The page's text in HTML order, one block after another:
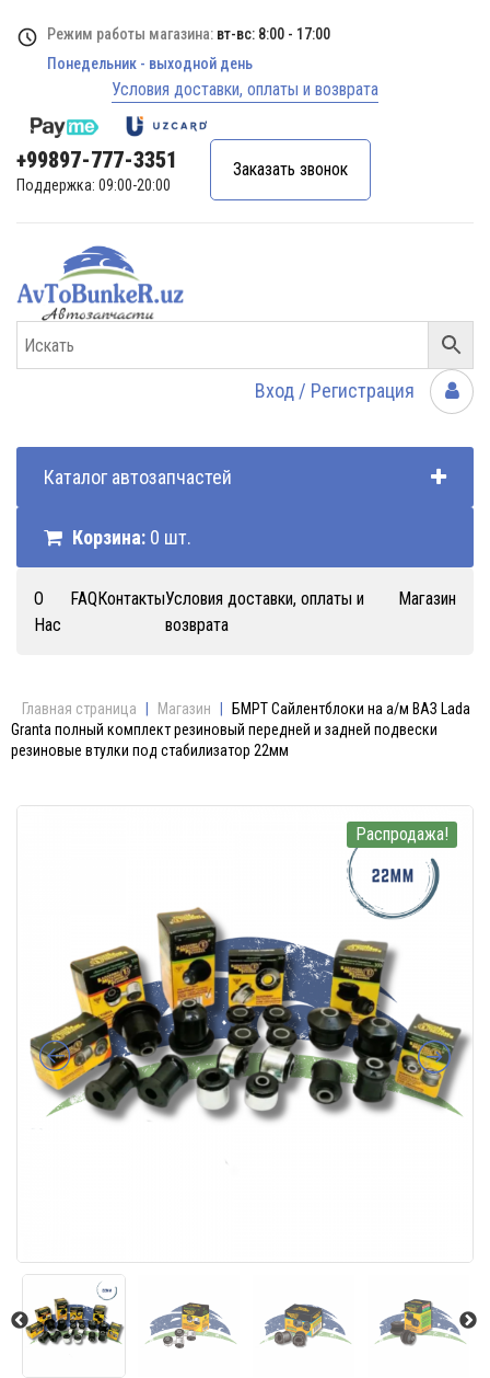
Режим работы магазина: вт-вс: 8:00 - 17:00
Понедельник - выходной день
Условия доставки, оплаты и возврата
+99897-777-3351
Поддержка: 09:00-20:00
Заказать звонок
Вход / Регистрация
Каталог автозапчастей
Корзина: 0 шт.
О
Нас
FAQКонтактыУсловия доставки, оплаты и
возврата
Магазин
Главная страница Магазин
БМРТ Сайлентблоки на а/м ВАЗ Lada
Granta полный комплект резиновый передней и задней подвески
резиновые втулки под стабилизатор 22мм
Распродажа!